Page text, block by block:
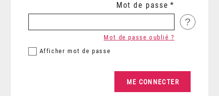
Mot de passe
?
Afficher mot de passe
Mot de passe oublié ?